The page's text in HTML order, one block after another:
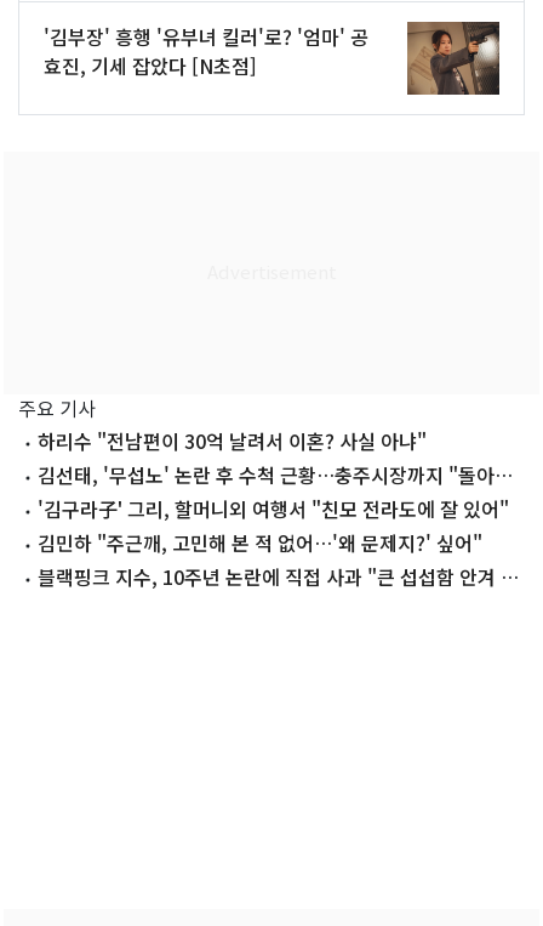
'김부장' 흥행 '유부녀 킬러'로? '엄마' 공
효진, 기세 잡았다 [N초점]
주요 기사
하리수 "전남편이 30억 날려서 이혼? 사실 아냐"
김선태, '무섭노' 논란 후 수척 근황…충주시장까지 "돌아올
생각 없냐?"
'김구라子' 그리, 할머니외 여행서 "친모 전라도에 잘 있어"
김민하 "주근깨, 고민해 본 적 없어…'왜 문제지?' 싶어"
블랙핑크 지수, 10주년 논란에 직접 사과 "큰 섭섭함 안겨 미